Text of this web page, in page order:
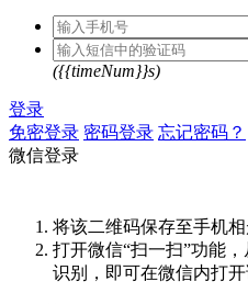
({{timeNum}}s)
登录
免密登录 密码登录 忘记密码？
微信登录
将该二维码保存至手机
打开微信“扫一扫”功能
识别，即可在微信内打开